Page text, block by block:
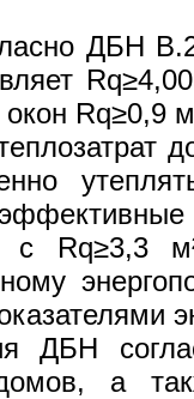
ДБН
Rq≥0,9
Rq≥3,3 м²
ДБН
а